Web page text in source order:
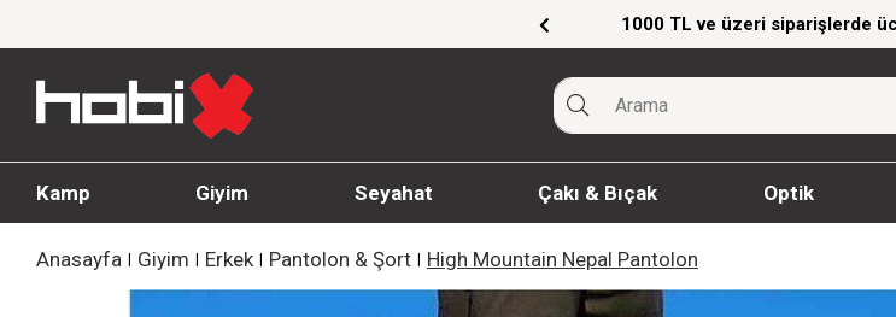
1000 TL ve üzeri siparişlerde ücretsiz kargo Giyim
Kamp Giyim Seyahat Çakı & Bıçak Optik
Anasayfa Giyim Erkek Pantolon & Şort High Mountain Nepal Pantolon